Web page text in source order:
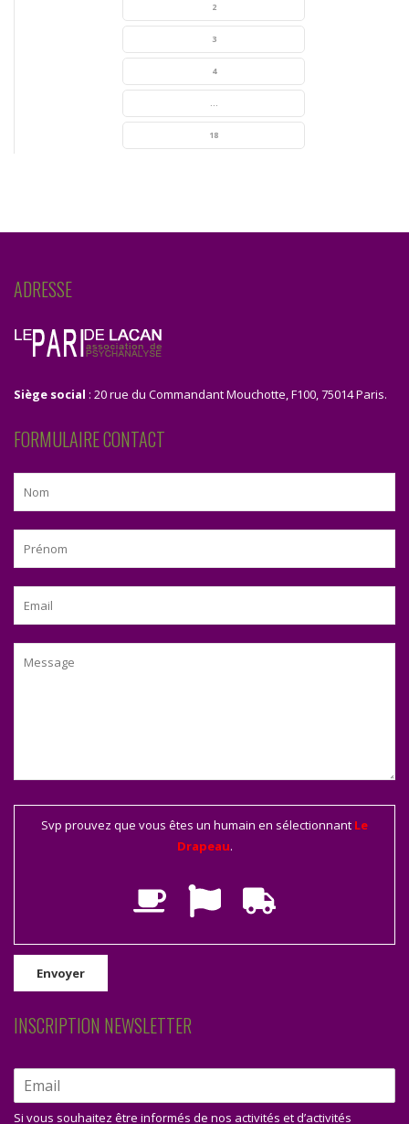
2
3
4
...
18
ADRESSE
Siège social : 20 rue du Commandant Mouchotte, F100, 75014 Paris.
FORMULAIRE CONTACT
Svp prouvez que vous êtes un humain en sélectionnant Le
Drapeau.
INSCRIPTION NEWSLETTER
Si vous souhaitez être informés de nos activités et d’activités